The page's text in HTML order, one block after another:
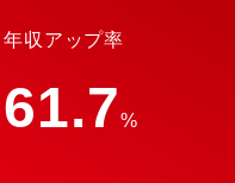
年収アップ率
61.7%